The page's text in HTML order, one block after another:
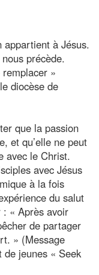
appartient à Jésus.
précède.
remplacer »
diocèse de
que la passion
et qu’elle ne peut
avec le Christ.
avec Jésus
à la fois
du salut
« Après avoir
de partager
» (Message
de jeunes « Seek